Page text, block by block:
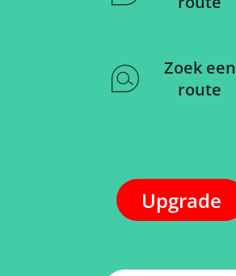
Zoek een
route
Upgrade